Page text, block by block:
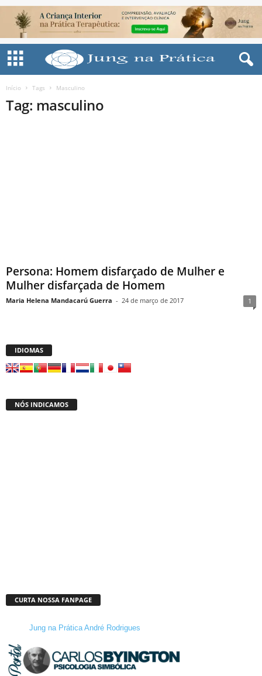
Início Tags Masculino
Tag: masculino
Persona: Homem disfarçado de Mulher e
Mulher disfarçada de Homem
Maria Helena Mandacarú Guerra - 24 de março de 2017 1
IDIOMAS
NÓS INDICAMOS
CURTA NOSSA FANPAGE
Jung na Prática André Rodrigues